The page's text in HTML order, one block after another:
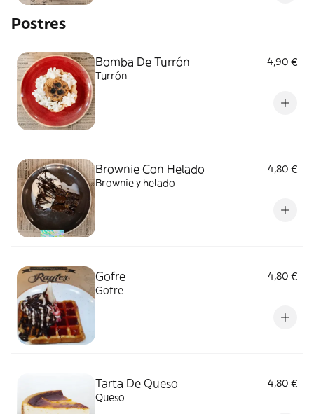
Postres
Bomba De Turrón
4,90 €
Turrón
Brownie Con Helado
4,80 €
Brownie y helado
Gofre
4,80 €
Gofre
Tarta De Queso
4,80 €
Queso